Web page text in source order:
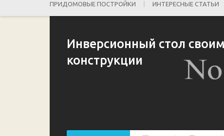
ПРИДОМОВЫЕ ПОСТРОЙКИ ИНТЕРЕСНЫЕ СТАТЬИ
Инверсионный стол
конструкции